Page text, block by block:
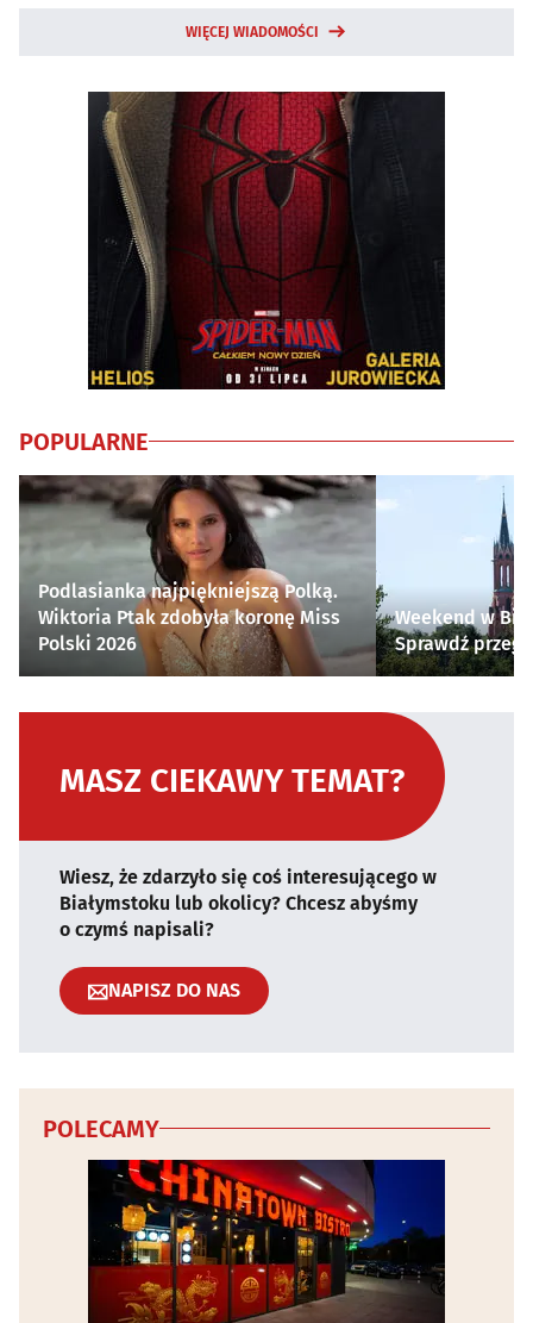
WIĘCEJ WIADOMOŚCI
POPULARNE
Podlasianka najpiękniejszą Polką.
Wiktoria Ptak zdobyła koronę Miss
Polski 2026
Weekend w
Sprawdź
MASZ CIEKAWY TEMAT?
Wiesz, że zdarzyło się coś interesującego w
Białymstoku lub okolicy? Chcesz abyśmy
o czymś napisali?
NAPISZ DO NAS
POLECAMY